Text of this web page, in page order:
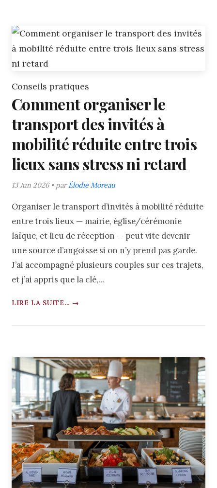
Conseils pratiques
Comment organiser le
transport des invités à
mobilité réduite entre trois
lieux sans stress ni retard
13 Jun 2026 • parÉlodie Moreau
Organiser le transport d’invités à mobilité réduite
entre trois lieux — mairie, église/cérémonie
laïque, et lieu de réception — peut vite devenir
une source d’angoisse si on n’y prend pas garde.
J’ai accompagné plusieurs couples sur ces trajets,
et j’ai appris que la clé,...
LIRE LA SUITE... →